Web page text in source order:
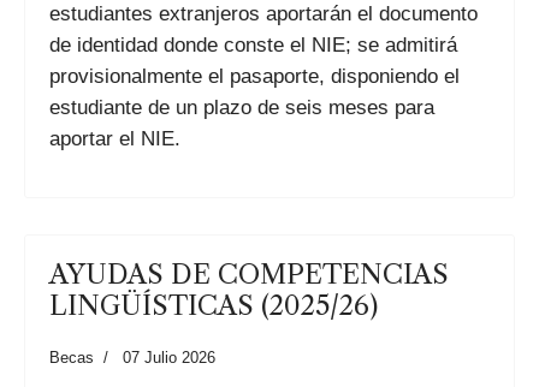
estudiantes extranjeros aportarán el documento
de identidad donde conste el NIE; se admitirá
provisionalmente el pasaporte, disponiendo el
estudiante de un plazo de seis meses para
aportar el NIE.
AYUDAS DE COMPETENCIAS
LINGÜÍSTICAS (2025/26)
Becas 07 Julio 2026